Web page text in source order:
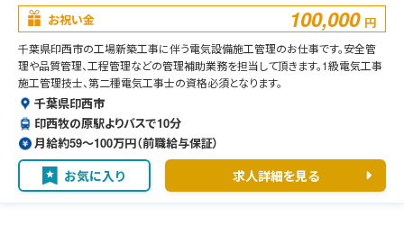
お祝い金 100,000 円
千葉県印西市の工場新築工事に伴う電気設備施工管理のお仕事です。安全管
理や品質管理、工程管理などの管理補助業務を担当して頂きます。1級電気工事
施工管理技士、第二種電気工事士の資格必須となります。
千葉県印西市
印西牧の原駅よりバスで10分
月給約59〜100万円（前職給与保証）
お気に入り 求人詳細を見る